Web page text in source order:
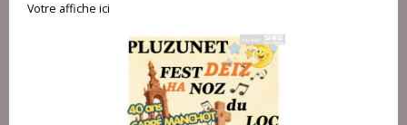
Votre affiche ici